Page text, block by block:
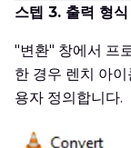
스텝 3. 출력 형식
"변환" 창에서 프
한 경우 렌치 아
용자 정의합니다.